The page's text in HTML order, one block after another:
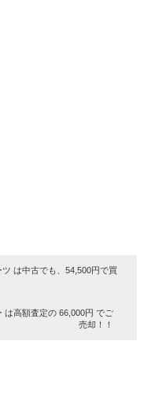
は中古でも、54,500円で買
は高額査定の 66,000円 でご
売却！！